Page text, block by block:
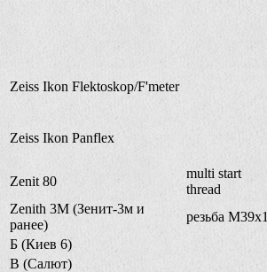
Zeiss Ikon Flektoskop/F'meter
Zeiss Ikon Panflex
Zenit 80
multi start
thread
Zenith 3M (Зенит-3м и
ранее)
резьба M39x1
Б (Киев 6)
В (Салют)